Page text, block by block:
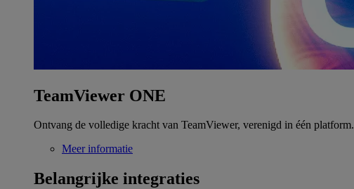
TeamViewer ONE
Ontvang de volledige kracht van TeamViewer, verenigd in één platform.
Meer informatie
Belangrijke integraties